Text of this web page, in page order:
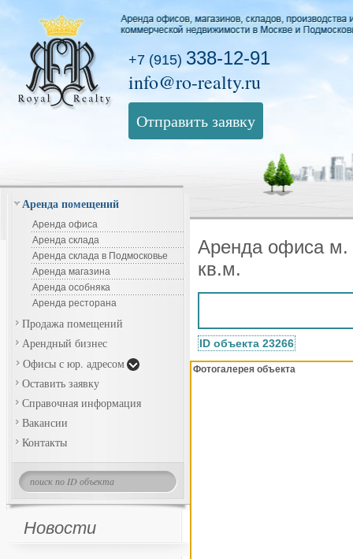
+7 (915) 338-12-91
info@ro-realty.ru
Отправить заявку
Аренда помещений
Аренда офиса
Аренда склада
Аренда склада в Подмосковье
Аренда магазина
Аренда особняка
Аренда ресторана
Продажа помещений
Арендный бизнес
Офисы с юр. адресом
Оставить заявку
Справочная информация
Вакансии
Контакты
Новости
Аренда офиса
кв.м.
ID объекта 23266
Фотогалерея объекта